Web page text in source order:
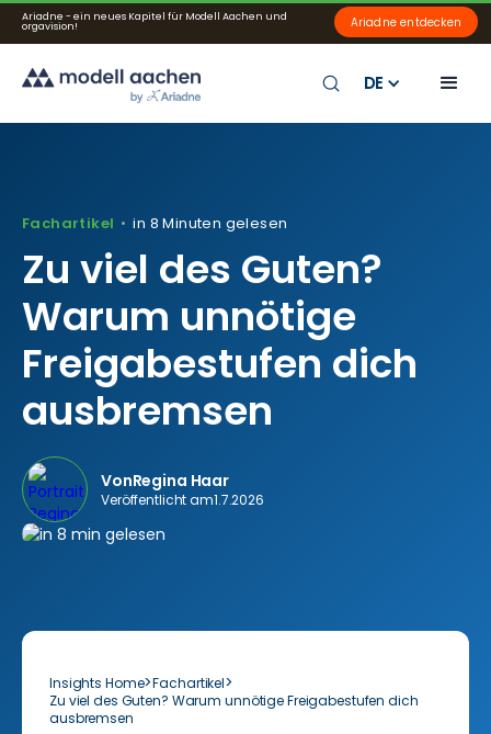
Ariadne - ein neues Kapitel für Modell Aachen und
orgavision! Ariadne entdecken
DE
Fachartikel •in 8 Minuten gelesen
Zu viel des Guten?
Warum unnötige
Freigabestufen dich
ausbremsen
VonRegina Haar
Veröffentlicht am1.7.2026
Insights Home>Fachartikel>
Zu viel des Guten? Warum unnötige Freigabestufen dich
ausbremsen